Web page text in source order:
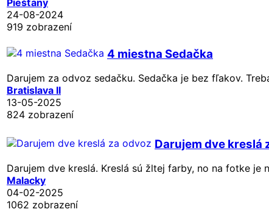
Piešťany
24-08-2024
919 zobrazení
4 miestna Sedačka
Darujem za odvoz sedačku. Sedačka je bez fľakov.
Bratislava II
13-05-2025
824 zobrazení
Darujem dve kreslá
Darujem dve kreslá. Kreslá sú žltej farby, no na fotke je
Malacky
04-02-2025
1062 zobrazení